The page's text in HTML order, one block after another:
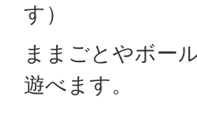
す）
ままごとやボー
遊べます。